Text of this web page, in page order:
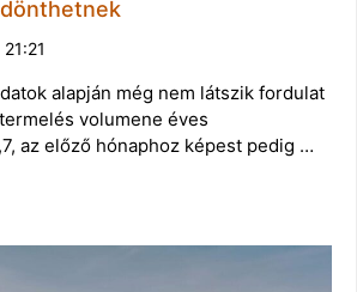
alapján még nem látszik fordulat
volumene éves
az előző hónaphoz képest pedig …